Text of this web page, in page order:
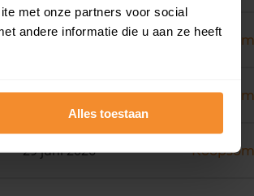
met onze partners voor social
andere informatie die u aan ze heeft
Alles toestaan
30 juni 2026
30 juni 2026
29 juni 2026